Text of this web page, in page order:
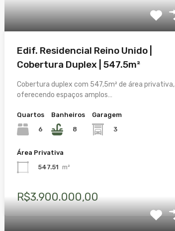
Edif. Residencial Reino Unido |
Cobertura Duplex | 547.5m²
Cobertura duplex com 547,5m² de área privativa,
oferecendo espaços amplos…
Quartos
6
Banheiros
8
Garagem
3
Área Privativa
547.51 m²
R$3.900.000,00